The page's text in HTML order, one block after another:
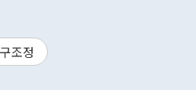
조정